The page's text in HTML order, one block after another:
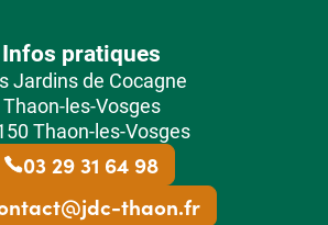
Infos pratiques
Jardins de Cocagne
Thaon-les-Vosges
Thaon-les-Vosges
03 29 31 64 98
thaon.fr